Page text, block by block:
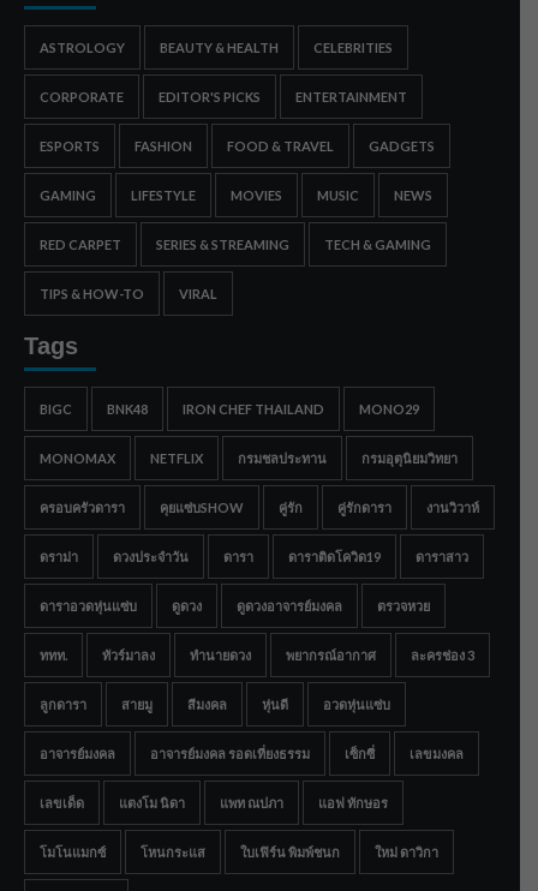
ASTROLOGY BEAUTY & HEALTH CELEBRITIES
CORPORATE EDITOR'S PICKS ENTERTAINMENT
ESPORTS FASHION FOOD & TRAVEL GADGETS
GAMING LIFESTYLE MOVIES MUSIC NEWS
RED CARPET SERIES & STREAMING TECH & GAMING
TIPS & HOW-TO VIRAL
Tags
BIGC BNK48 IRON CHEF THAILAND MONO29
MONOMAX NETFLIX กรมชลประทาน กรมอุตุนิยมวิทยา
ครอบครัวดารา คุยแซ่บSHOW คู่รัก คู่รักดารา งานวิวาห์
ดราม่า ดวงประจำวัน ดารา ดาราติดโควิด19 ดาราสาว
ดาราอวดหุ่นแซ่บ ดูดวง ดูดวงอาจารย์มงคล ตรวจหวย
ททท. ทัวร์มาลง ทำนายดวง พยากรณ์อากาศ ละครช่อง 3
ลูกดารา สายมู สีมงคล หุ่นดี อวดหุ่นแซ่บ
อาจารย์มงคล อาจารย์มงคล รอดเที่ยงธรรม เซ็กซี่ เลขมงคล
เลขเด็ด แตงโม นิดา แพท ณปภา แอฟ ทักษอร
โมโนแมกซ์ โหนกระแส ใบเฟิร์น พิมพ์ชนก ใหม่ ดาวิกา